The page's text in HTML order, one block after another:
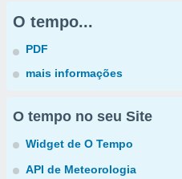
O tempo...
PDF
mais informações
O tempo no seu Site
Widget de O Tempo
API de Meteorologia